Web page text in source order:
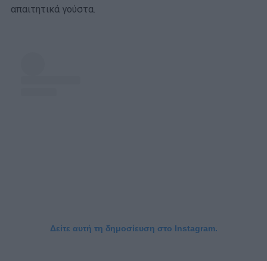
απαιτητικά γούστα.
Δείτε αυτή τη δημοσίευση στο Instagram.